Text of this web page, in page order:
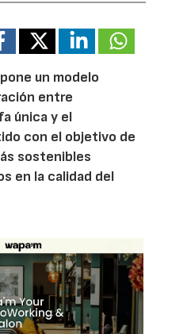
un modelo
entre
única y el
con el objetivo de
sostenibles
en la calidad del